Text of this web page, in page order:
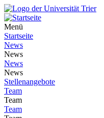
Menü
Startseite
News
News
News
News
Stellenangebote
Team
Team
Team